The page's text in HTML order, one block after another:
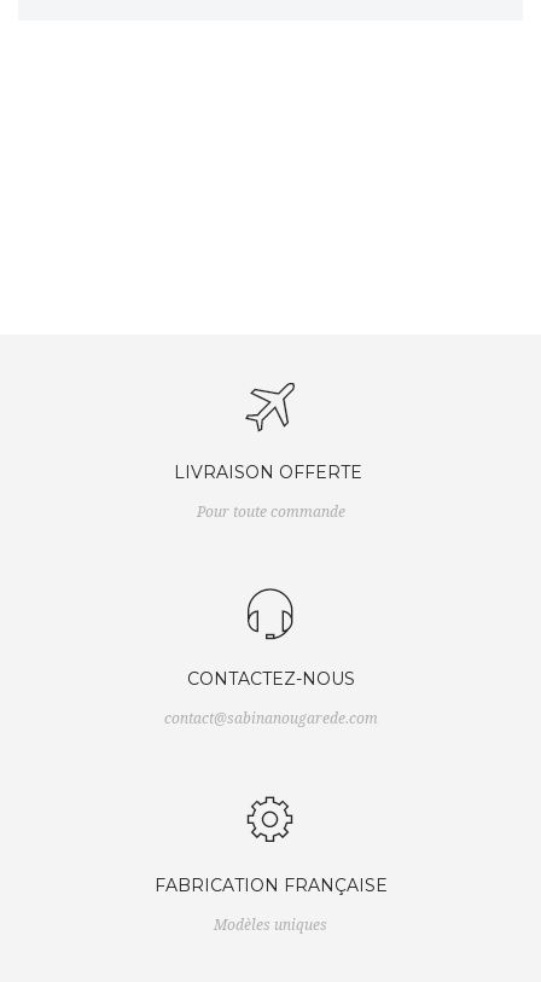
LIVRAISON OFFERTE
Pour toute commande
CONTACTEZ-NOUS
contact@sabinanougarede.com
FABRICATION FRANÇAISE
Modèles uniques